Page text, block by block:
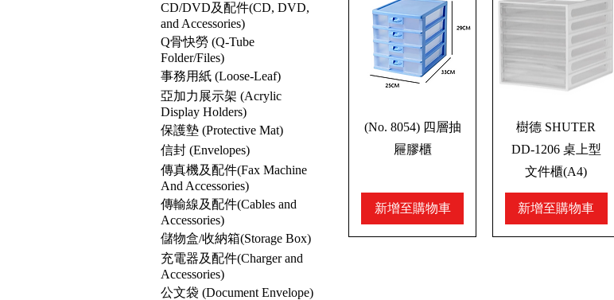
CD/DVD及配件(CD, DVD,
and Accessories)
Q骨快勞 (Q-Tube
Folder/Files)
事務用紙 (Loose-Leaf)
亞加力展示架 (Acrylic
Display Holders)
保護墊 (Protective Mat)
信封 (Envelopes)
傳真機及配件(Fax Machine
And Accessories)
傳輸線及配件(Cables and
Accessories)
儲物盒/收納箱(Storage Box)
充電器及配件(Charger and
Accessories)
公文袋 (Document Envelope)
(No. 8054) 四層抽
屜膠櫃
新增至購物車
樹德 SHUTER
DD-1206 桌上型
文件櫃(A4)
新增至購物車